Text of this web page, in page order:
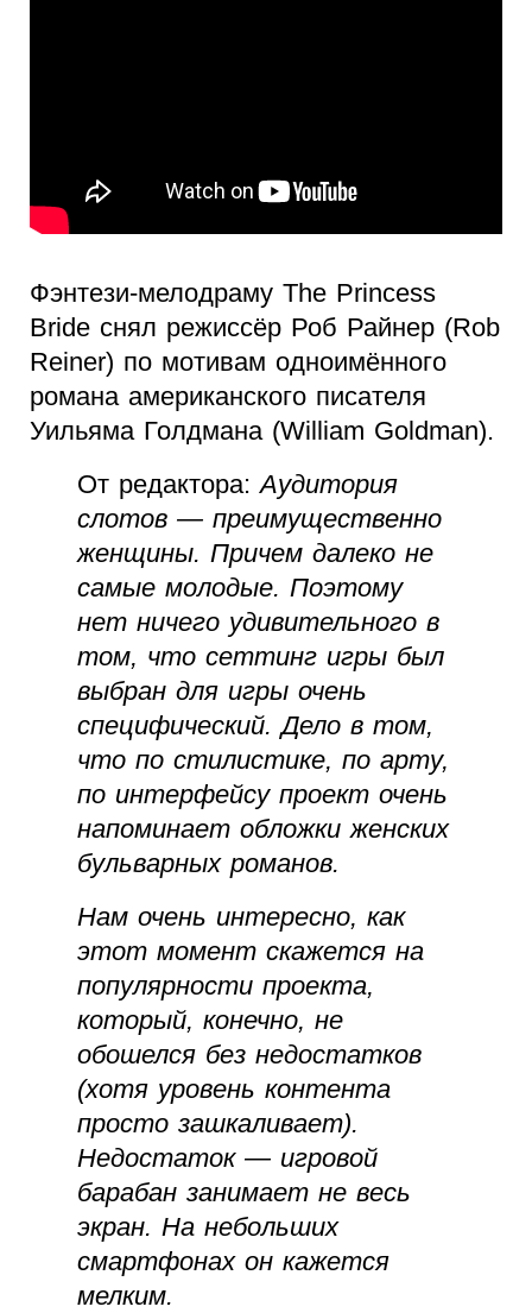
Фэнтези-мелодраму The Princess
Bride снял режиссёр Роб Райнер (Rob
Reiner) по мотивам одноимённого
романа американского писателя
Уильяма Голдмана (William Goldman).
От редактора: Аудитория
слотов — преимущественно
женщины. Причем далеко не
самые молодые. Поэтому
нет ничего удивительного в
том, что сеттинг игры был
выбран для игры очень
специфический. Дело в том,
что по стилистике, по арту,
по интерфейсу проект очень
напоминает обложки женских
бульварных романов.
Нам очень интересно, как
этот момент скажется на
популярности проекта,
который, конечно, не
обошелся без недостатков
(хотя уровень контента
просто зашкаливает).
Недостаток — игровой
барабан занимает не весь
экран. На небольших
смартфонах он кажется
мелким.